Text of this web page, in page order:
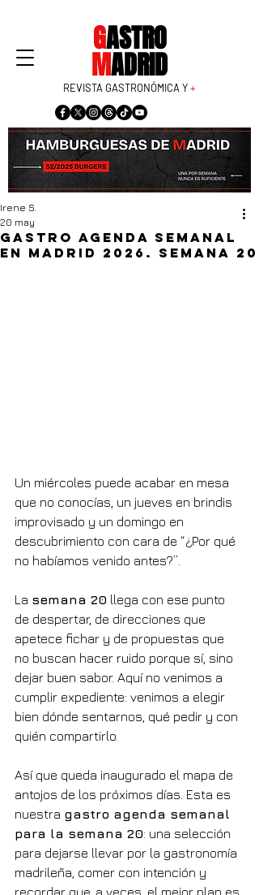
GASTRO
MADRID
REVISTA GASTRONÓMICA Y+
Gastro agenda semanal
en Madrid 2026. Semana 20
Irene S.
20 may
Un miércoles puede acabar en mesa
que no conocías, un jueves en brindis
improvisado y un domingo en
descubrimiento con cara de “¿Por qué
no habíamos venido antes?”.
La semana 20 llega con ese punto
de despertar, de direcciones que
apetece fichar y de propuestas que
no buscan hacer ruido porque sí, sino
dejar buen sabor. Aquí no venimos a
cumplir expediente: venimos a elegir
bien dónde sentarnos, qué pedir y con
quién compartirlo.
Así que queda inaugurado el mapa de
antojos de los próximos días. Esta es
nuestra gastro agenda semanal
para la semana 20: una selección
para dejarse llevar por la gastronomía
madrileña, comer con intención y
recordar que, a veces, el mejor plan es